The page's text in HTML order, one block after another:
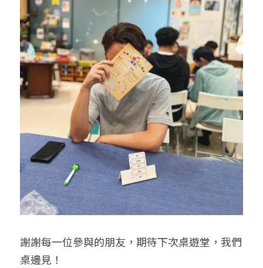
謝謝每一位參與的朋友，期待下次桌遊堂，我們
桌邊見！